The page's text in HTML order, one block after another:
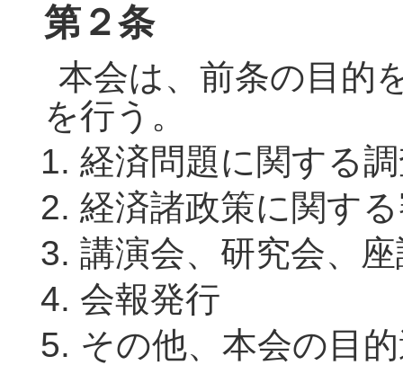
第２条
本会は、前条の目的
を行う。
経済問題に関する
経済諸政策に関す
講演会、研究会、
会報発行
その他、本会の目